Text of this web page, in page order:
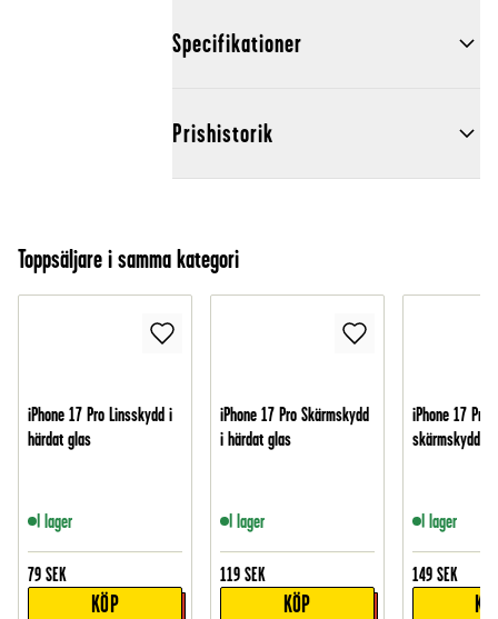
Specifikationer
Prishistorik
Toppsäljare i samma kategori
iPhone 17 Pro Linsskydd i
härdat glas
I lager
79 SEK
KÖP
iPhone 17 Pro Skärmskydd
i härdat glas
I lager
119 SEK
KÖP
iPhone 17 Pro
skärmskydd i
I lager
149 SEK